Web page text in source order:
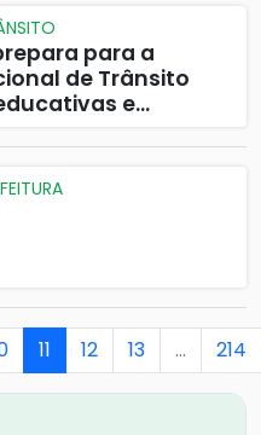
para a
de Trânsito
e
11 12 13 … 214